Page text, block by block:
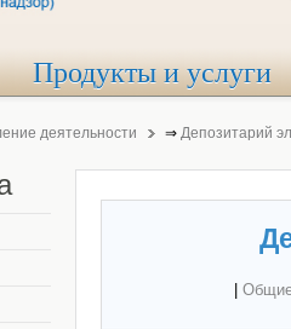
Продукты и услуги
деятельности ⇒ Депозитарий